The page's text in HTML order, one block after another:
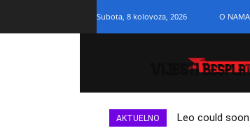
Subota, 8 kolovoza, 2026 O NAMA
AKTUELNO Leo could